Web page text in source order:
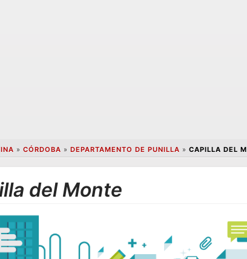
» CÓRDOBA » DEPARTAMENTO DE PUNILLA » CAPILLA DEL
del Monte